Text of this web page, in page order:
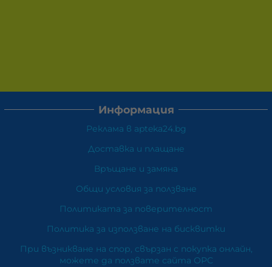
Информация
Реклама в apteka24.bg
Доставка и плащане
Връщане и замяна
Общи условия за ползване
Политиката за поверителност
Политика за използване на бисквитки
При възникване на спор, свързан с покупка онлайн,
можете да ползвате сайта ОРС